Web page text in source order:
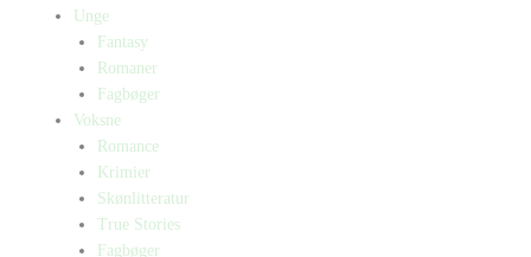
Unge
Fantasy
Romaner
Fagbøger
Voksne
Romance
Krimier
Skønlitteratur
True Stories
Fagbøger